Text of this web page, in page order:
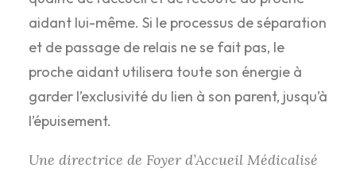
aidant lui-même. Si le processus de séparation
et de passage de relais ne se fait pas, le
proche aidant utilisera toute son énergie à
garder l’exclusivité du lien à son parent, jusqu’à
l’épuisement.
Une directrice de Foyer d’Accueil Médicalisé